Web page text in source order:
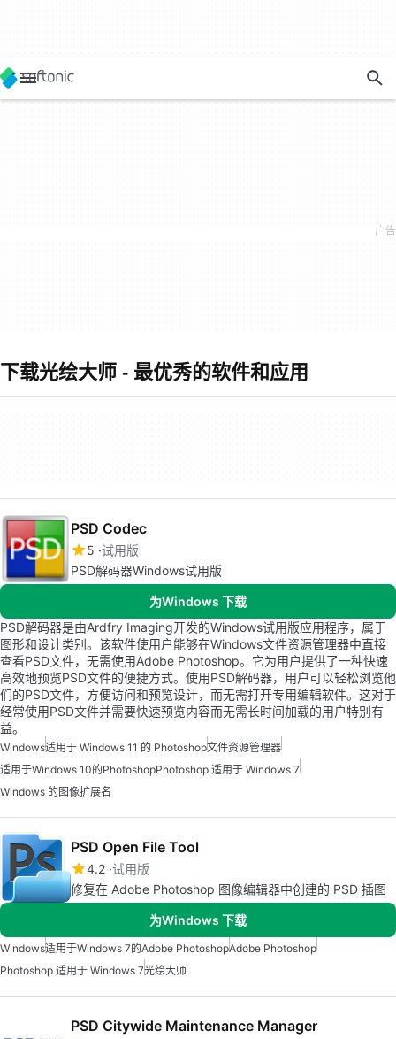
下载光绘大师 - 最优秀的软件和应用
PSD Codec
5 试用版
PSD解码器Windows试用版
为Windows 下载
PSD解码器是由Ardfry Imaging开发的Windows试用版应用程序，属于
图形和设计类别。该软件使用户能够在Windows文件资源管理器中直接
查看PSD文件，无需使用Adobe Photoshop。它为用户提供了一种快速
高效地预览PSD文件的便捷方式。使用PSD解码器，用户可以轻松浏览他
们的PSD文件，方便访问和预览设计，而无需打开专用编辑软件。这对于
经常使用PSD文件并需要快速预览内容而无需长时间加载的用户特别有
益。
Windows适用于 Windows 11 的 Photoshop文件资源管理器
适用于Windows 10的PhotoshopPhotoshop 适用于 Windows 7
Windows 的图像扩展名
PSD Open File Tool
4.2 试用版
修复在 Adobe Photoshop 图像编辑器中创建的 PSD 插图
为Windows 下载
Windows适用于Windows 7的Adobe PhotoshopAdobe Photoshop
Photoshop 适用于 Windows 7光绘大师
PSD Citywide Maintenance Manager